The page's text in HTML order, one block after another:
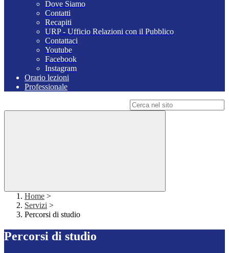
Dove Siamo
Contatti
Recapiti
URP - Ufficio Relazioni con il Pubblico
Contattaci
Youtube
Facebook
Instagram
Orario lezioni
Professionale
Home >
Servizi >
Percorsi di studio
Percorsi di studio